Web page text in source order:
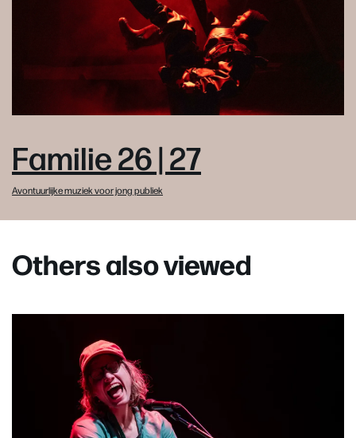
Familie 26 | 27
Avontuurlijke muziek voor jong publiek
Others also viewed